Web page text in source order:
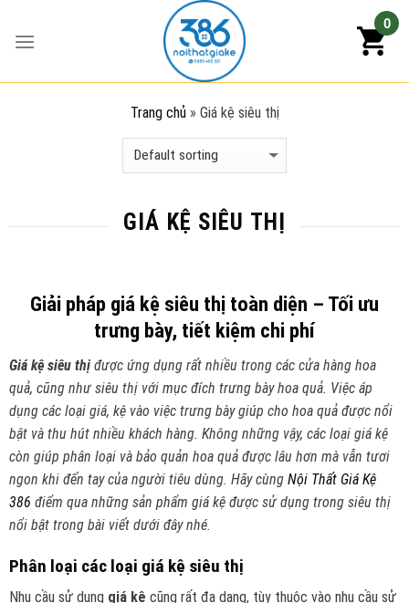
0
Trang chủ » Giá kệ siêu thị
GIÁ KỆ SIÊU THỊ
Giải pháp giá kệ siêu thị toàn diện – Tối ưu
trưng bày, tiết kiệm chi phí
Giá kệ siêu thị được ứng dụng rất nhiều trong các cửa hàng hoa
quả, cũng như siêu thị với mục đích trưng bày hoa quả. Việc áp
dụng các loại giá, kệ vào việc trưng bày giúp cho hoa quả được nổi
bật và thu hút nhiều khách hàng. Không những vậy, các loại giá kệ
còn giúp phân loại và bảo quản hoa quả được lâu hơn mà vẫn tươi
ngon khi đến tay của người tiêu dùng. Hãy cùng Nội Thất Giá Kệ
386 điểm qua những sản phẩm giá kệ được sử dụng trong siêu thị
nổi bật trong bài viết dưới đây nhé.
Phân loại các loại giá kệ siêu thị
Nhu cầu sử dụng giá kệ cũng rất đa dạng, tùy thuộc vào nhu cầu sử